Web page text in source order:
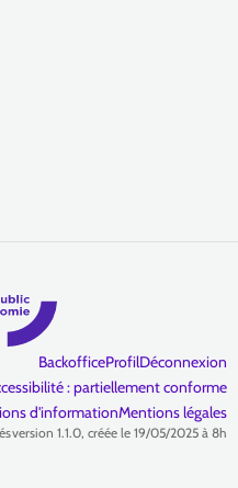
BackofficeProfilDéconnexion
: partiellement conforme
d'informationMentions légales
version 1.1.0, créée le 19/05/2025 à 8h